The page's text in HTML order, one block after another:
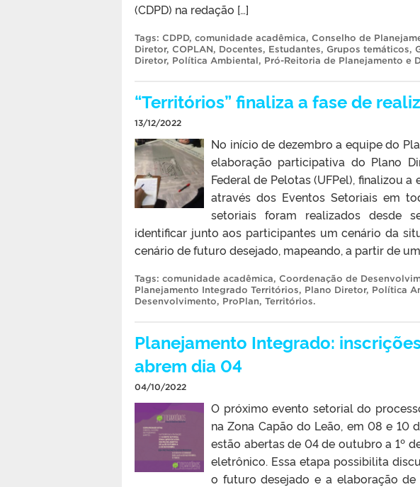
(CDPD) na redação […]
Tags: CDPD, comunidade acadêmica, Conselho de
Diretor, COPLAN, Docentes, Estudantes, Grupos temáticos,
Diretor, Política Ambiental, Pró-Reitoria de Planejamento e
“Territórios” finaliza a fase de
13/12/2022
No início de dezembro a equipe do
elaboração participativa do Plano
Federal de Pelotas (UFPel), finalizou
através dos Eventos Setoriais em
setoriais foram realizados desde
identificar junto aos participantes um cenário da
cenário de futuro desejado, mapeando, a partir de
Tags: comunidade acadêmica, Coordenação de
Planejamento Integrado Territórios, Plano Diretor, Política
Desenvolvimento, ProPlan, Territórios.
Planejamento Integrado:
abrem dia 04
04/10/2022
O próximo evento setorial do
na Zona Capão do Leão, em 08 e 10
estão abertas de 04 de outubro a 1º
eletrônico. Essa etapa possibilita
o futuro desejado e a elaboração